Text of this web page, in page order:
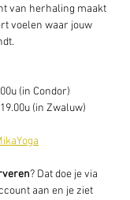
van herhaling maakt
voelen waar jouw
(in Condor)
(in Zwaluw)
? Dat doe je via
aan en je ziet